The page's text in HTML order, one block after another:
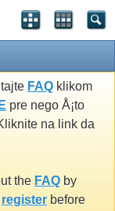
FAQ klikom
pre nego Å¡to
na link da
the FAQ by
register before